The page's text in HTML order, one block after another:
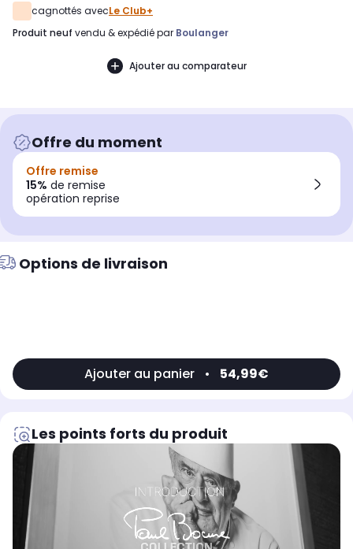
cagnottés avecLe Club+
produit neuf vendu & expédié par Boulanger
Ajouter au comparateur
Offre du moment
Offre remise
15% de remise
opération reprise
Options de livraison
Ajouter au panier • 54,99€
Les points forts du produit